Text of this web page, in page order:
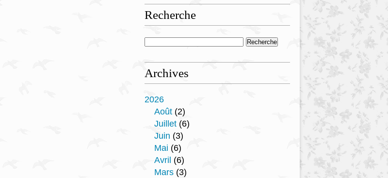
Recherche
Archives
2026
Août (2)
Juillet (6)
Juin (3)
Mai (6)
Avril (6)
Mars (3)